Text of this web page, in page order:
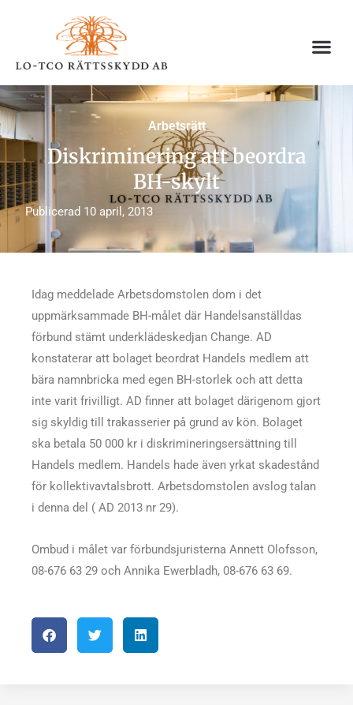
Arbetsrätt
Diskriminering att beordra
BH-skylt
Publicerad 10 april, 2013
Idag meddelade Arbetsdomstolen dom i det
uppmärksammade BH-målet där Handelsanställdas
förbund stämt underklädeskedjan Change. AD
konstaterar att bolaget beordrat Handels medlem att
bära namnbricka med egen BH-storlek och att detta
inte varit frivilligt. AD finner att bolaget därigenom gjort
sig skyldig till trakasserier på grund av kön. Bolaget
ska betala 50 000 kr i diskrimineringsersättning till
Handels medlem. Handels hade även yrkat skadestånd
för kollektivavtalsbrott. Arbetsdomstolen avslog talan
i denna del ( AD 2013 nr 29).
Ombud i målet var förbundsjuristerna Annett Olofsson,
08-676 63 29 och Annika Ewerbladh, 08-676 63 69.